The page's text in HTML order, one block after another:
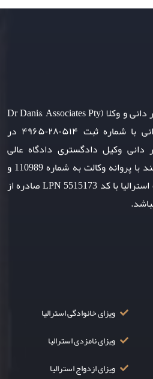
موسسه حقوقی-مهاجرتی دکتر دانی و وکلا (Dr Dani& Associates Pty
Ltd)زیر نظر دکتر مجتبی دانی با شماره ثبت ۴۹۶۵۰۲۸۰۵۱۴ در
دانی وکیل دادگستری دادگاه عالی
استرالیا و دیوان عالی کویینزلند با پروانه وکالت به شماره 110989 و
همچنین وکیل رسمی مهاجرت استرالیا با کد LPN 5515173 صادره از
ویزای خانوادگی استرالیا
ویزای نامزدی استرالیا
ویزای ازدواج استرالیا